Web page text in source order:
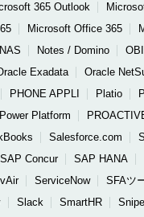
365 Outlook
Microsoft Office 365
NAS Notes / Domino
Exadata
Oracle
PHONE APPLI Platio
Power Platform
Salesforce.com
SAP Concur
SAP HANA
ServiceNow
SFAツ
Slack SmartHR